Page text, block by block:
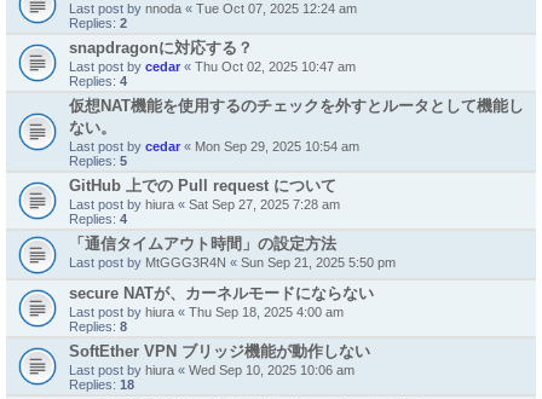
Last post by nnoda « Tue Oct 07, 2025 12:24 am
Replies: 2
snapdragonに対応する？
Last post by cedar « Thu Oct 02, 2025 10:47 am
Replies: 4
仮想NAT機能を使用するのチェックを外すとルータとして機能し
ない。
Last post by cedar « Mon Sep 29, 2025 10:54 am
Replies: 5
GitHub 上での Pull request について
Last post by hiura « Sat Sep 27, 2025 7:28 am
Replies: 4
「通信タイムアウト時間」の設定方法
Last post by MtGGG3R4N « Sun Sep 21, 2025 5:50 pm
secure NATが、カーネルモードにならない
Last post by hiura « Thu Sep 18, 2025 4:00 am
Replies: 8
SoftEther VPN ブリッジ機能が動作しない
Last post by hiura « Wed Sep 10, 2025 10:06 am
Replies: 18